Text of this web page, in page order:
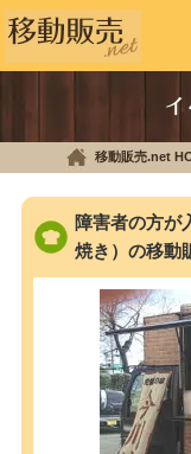
移動販売.net
障害者の方が
焼き）の移動